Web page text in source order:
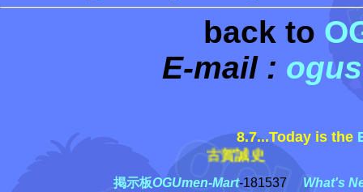
back to
E-mail :
8.7...Today is the
古賀誠史
掲示板OGUmen-Mart-181537 What's